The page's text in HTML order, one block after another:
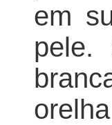
em
pele.